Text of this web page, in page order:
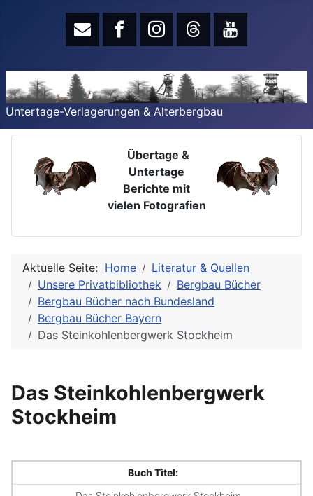
Untertage-Verlagerungen & Alterbergbau
Übertage &
Untertage
Berichte mit
vielen Fotografien
Aktuelle Seite: Home
Literatur & Quellen
Unsere Privatbibliothek
Bergbau Bücher
Bergbau Bücher nach Bundesland
Bergbau Bücher Bayern
Das Steinkohlenbergwerk Stockheim
Das Steinkohlenbergwerk
Stockheim
Buch Titel: